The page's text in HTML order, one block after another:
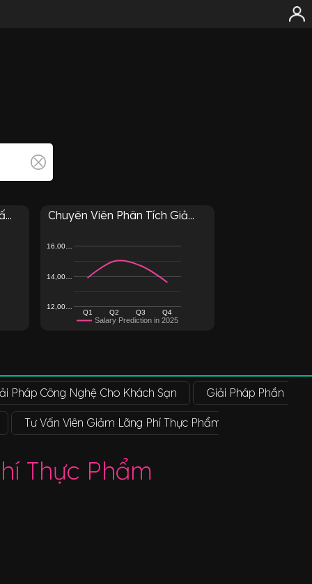
Chuyên Viên Phân Tích Giả...
Salary Prediction in 2025
Q1 Q2 Q3 Q4
12,00…
14,00…
16,00…
Pháp Công Nghệ Cho Khách Sạn Giải Pháp Phần
Tư Vấn Viên Giảm Lãng Phí Thực Phẩm
Thực Phẩm